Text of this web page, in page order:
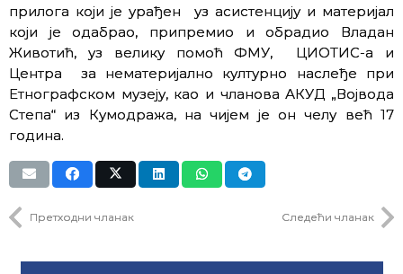
прилога који је урађен уз асистенцију и материјал
који је одабрао, припремио и обрадио Владан
Животић, уз велику помоћ ФМУ, ЦИОТИС-а и
Центра за нематеријално културно наслеђе при
Етнографском музеју, као и чланова АКУД „Војвода
Степа“ из Кумодража, на чијем је он челу већ 17
година.
Претходни чланак Следећи чланак